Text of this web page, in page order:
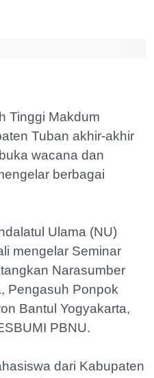
Tinggi Makdum
Tuban akhir-akhir
wacana dan
berbagai
Ulama (NU)
mengelar Seminar
Narasumber
Pengasuh Ponpok
Bantul Yogyakarta,
PBNU.
dari Kabupaten